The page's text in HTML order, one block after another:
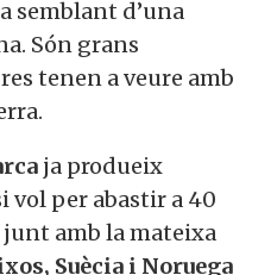
un potencial
parcs eòlics
d’ells 1
una xifra semblant
Són grans
tenen a veure
a terra.
a
Catalunya?
participar i
un